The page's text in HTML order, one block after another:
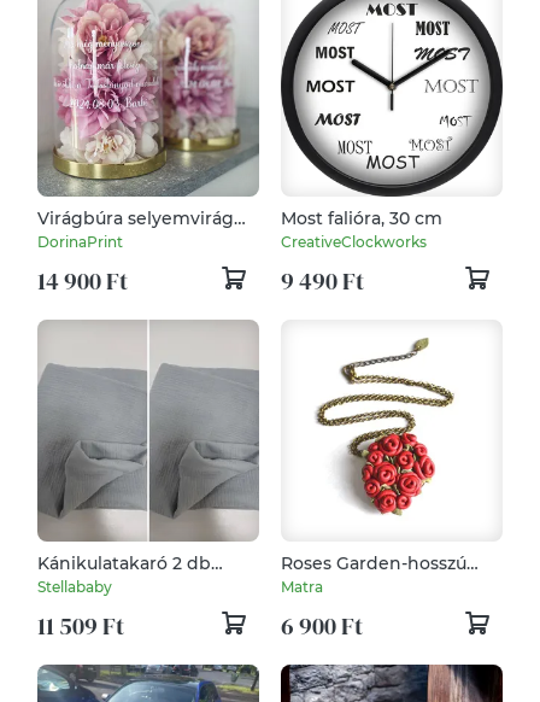
Virágbúra selyemvirág
díszítéssel
DorinaPrint
14 900 Ft
Most falióra, 30 cm
CreativeClockworks
9 490 Ft
Kánikulatakaró 2 db
Szürke
Stellababy
11 509 Ft
Roses Garden-hosszú
nyaklánc valódi bőrrel
Matra
6 900 Ft